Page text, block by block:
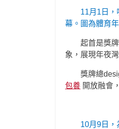
11月1日，
幕。圖為體育
起首是獎
象，展現年夜
獎牌總
包養 開放融會
10月9日，